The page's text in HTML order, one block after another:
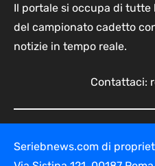
Il portale si occupa di tutte
del campionato cadetto
notizie in tempo reale.
Contattaci:
Seriebnews.com di